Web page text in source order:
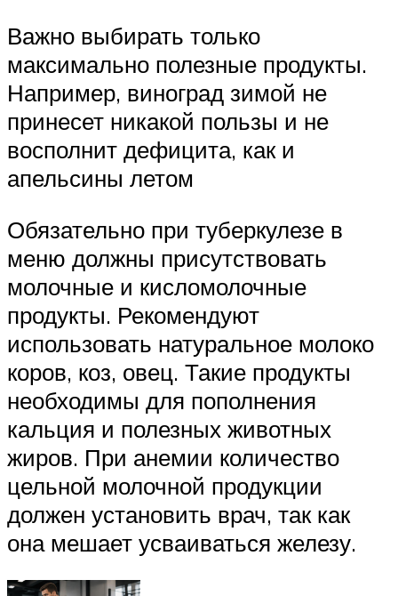
Важно выбирать только
максимально полезные продукты.
Например, виноград зимой не
принесет никакой пользы и не
восполнит дефицита, как и
апельсины летом
Обязательно при туберкулезе в
меню должны присутствовать
молочные и кисломолочные
продукты. Рекомендуют
использовать натуральное молоко
коров, коз, овец. Такие продукты
необходимы для пополнения
кальция и полезных животных
жиров. При анемии количество
цельной молочной продукции
должен установить врач, так как
она мешает усваиваться железу.